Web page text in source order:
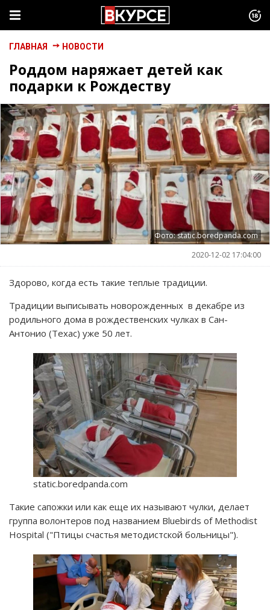
ГЛАВНАЯ НОВОСТИ
Роддом наряжает детей как
подарки к Рождеству
Фото: static.boredpanda.com
2020-12-02 17:04:00
Здорово, когда есть такие теплые традиции.
Традиции выписывать новорожденных в декабре из
родильного дома в рождественских чулках в Сан-
Антонио (Техас) уже 50 лет.
static.boredpanda.com
Такие сапожки или как еще их называют чулки, делает
группа волонтеров под названием Bluebirds of Methodist
Hospital ("Птицы счастья методистской больницы").